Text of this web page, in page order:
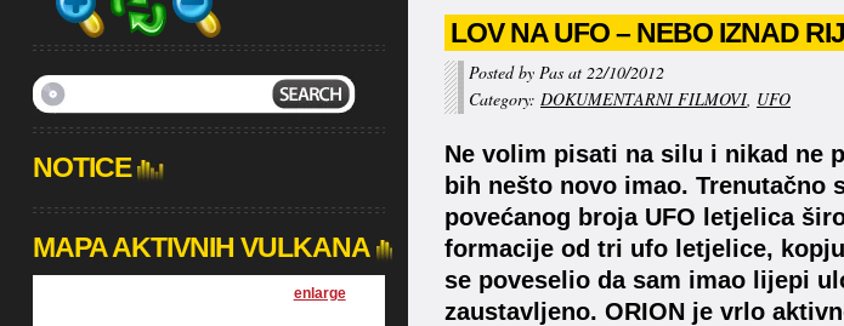
LOV NA UFO – NEBO IZNAD
Posted by Pas at 22/10/2012
Category: DOKUMENTARNI FILMOVI, UFO
Ne volim pisati na silu i nikad ne
bih nešto novo imao. Trenutačno
povećanog broja UFO letjelica
formacije od tri ufo letjelice,
se poveselio da sam imao lijepi
zaustavljeno. ORION je vrlo
NOTICE
MAPA AKTIVNIH VULKANA
enlarge]